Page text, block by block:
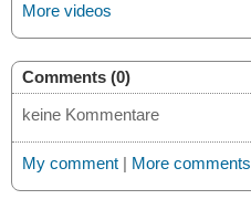
More videos
Comments (0)
keine Kommentare
My comment | More comments